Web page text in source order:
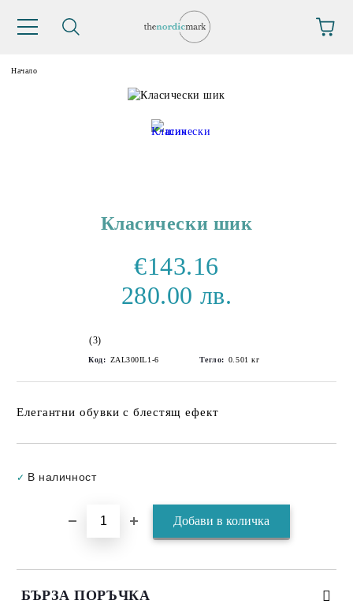
Начало
Класически шик
€143.16
280.00 лв.
(3)
Код: ZAL300IL1-6 Тегло: 0.501 кг
Елегантни обувки с блестящ ефект
✓ В наличност
БЪРЗА ПОРЪЧКА